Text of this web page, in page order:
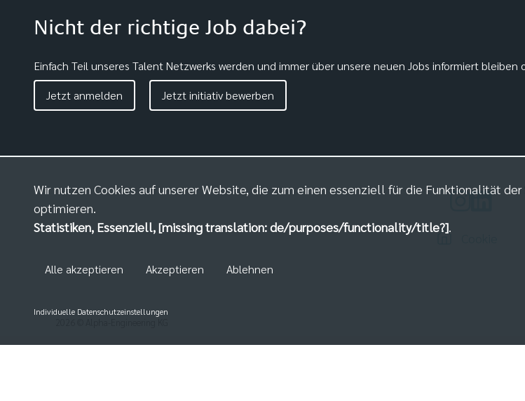
Nicht der richtige Job dabei?
Einfach Teil unseres Talent Netzwerks werden und immer über unsere neuen Jobs informiert bleiben
Jetzt anmelden
Jetzt initiativ bewerben
Wir nutzen Cookies auf unserer Website, die zum einen essenziell für die Funktionalität
optimieren.
Statistiken, Essenziell, [missing translation: de/purposes/functionality/title?].
Individuelle Datenschutzeinstellungen
Ablehnen
Alle akzeptieren Akzeptieren